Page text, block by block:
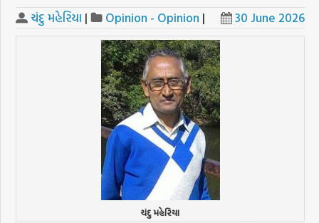
ચંદુ મહેરિયા | Opinion - Opinion | 30 June 2026
ચંદુ મહેરિયા